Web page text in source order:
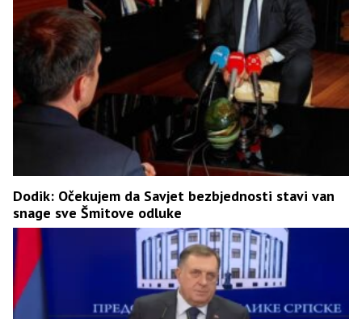
Dodik: Očekujem da Savjet bezbjednosti stavi van
snage sve Šmitove odluke